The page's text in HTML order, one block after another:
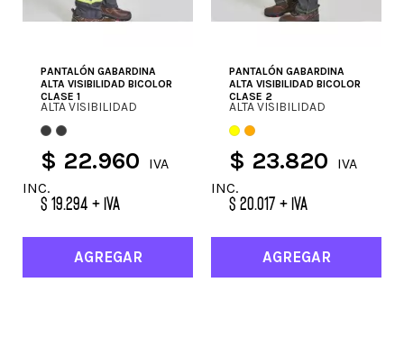
PANTALÓN GABARDINA
ALTA VISIBILIDAD BICOLOR
CLASE 1
ALTA VISIBILIDAD
$ 22.960
IVA
INC.
$ 19.294 + IVA
AGREGAR
PANTALÓN GABARDINA
ALTA VISIBILIDAD BICOLOR
CLASE 2
ALTA VISIBILIDAD
$ 23.820
IVA
INC.
$ 20.017 + IVA
AGREGAR